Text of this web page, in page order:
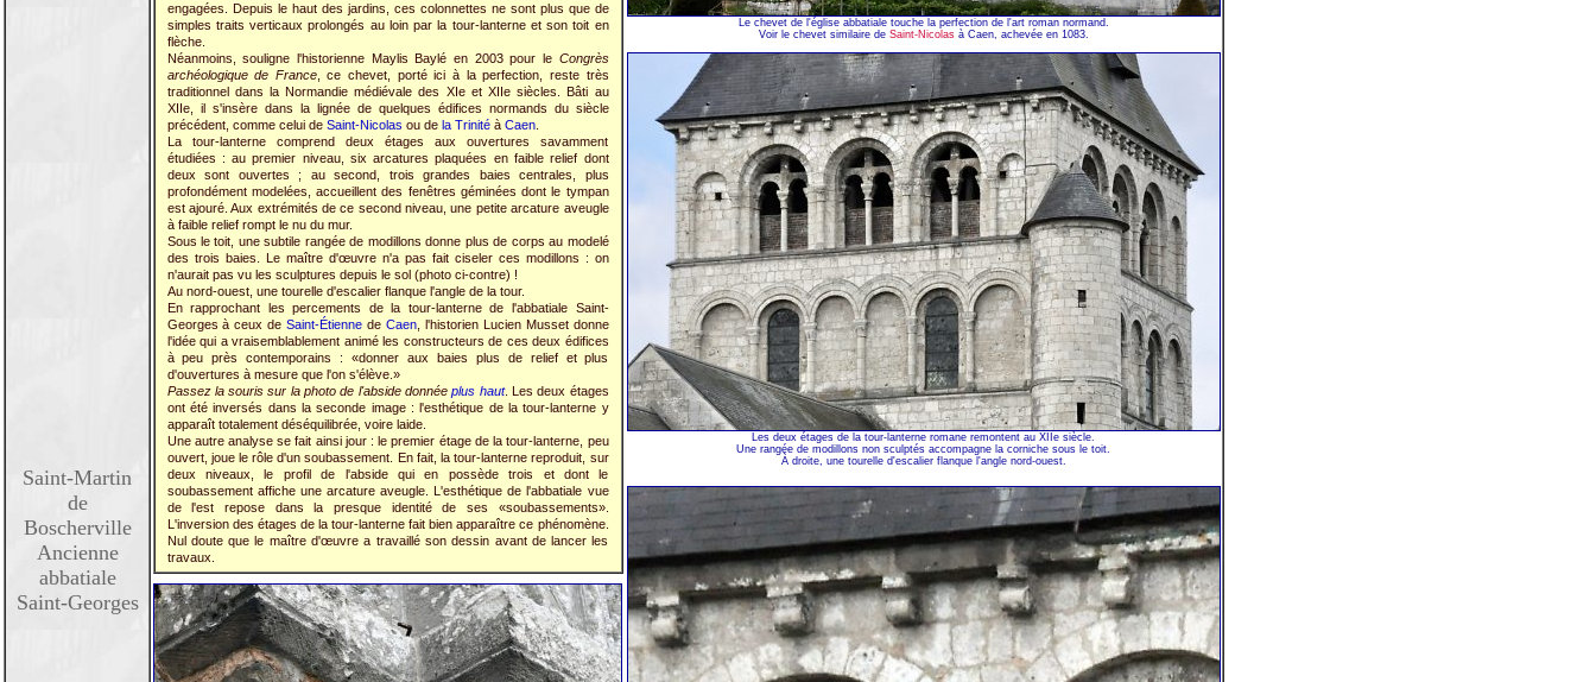
Saint-Martin
de
Boscherville
Ancienne
abbatiale
Saint-Georges
engagées. Depuis le haut des jardins, ces colonnettes ne sont plus que de
simples traits verticaux prolongés au loin par la tour-lanterne et son toit en
flèche.
Néanmoins, souligne l'historienne Maylis Baylé en 2003 pour le Congrès
archéologique de France, ce chevet, porté ici à la perfection, reste très
traditionnel dans la Normandie médiévale des XIe et XIIe siècles. Bâti au
XIIe, il s'insère dans la lignée de quelques édifices normands du siècle
précédent, comme celui de Saint-Nicolas ou de la Trinité à Caen.
La tour-lanterne comprend deux étages aux ouvertures savamment
étudiées : au premier niveau, six arcatures plaquées en faible relief dont
deux sont ouvertes ; au second, trois grandes baies centrales, plus
profondément modelées, accueillent des fenêtres géminées dont le tympan
est ajouré. Aux extrémités de ce second niveau, une petite arcature aveugle
à faible relief rompt le nu du mur.
Sous le toit, une subtile rangée de modillons donne plus de corps au modelé
des trois baies. Le maître d'œuvre n'a pas fait ciseler ces modillons : on
n'aurait pas vu les sculptures depuis le sol (photo ci-contre) !
Au nord-ouest, une tourelle d'escalier flanque l'angle de la tour.
En rapprochant les percements de la tour-lanterne de l'abbatiale Saint-
Georges à ceux deSaint-Étienne de Caen, l'historien Lucien Musset donne
l'idée qui a vraisemblablement animé les constructeurs de ces deux édifices
à peu près contemporains : «donner aux baies plus de relief et plus
d'ouvertures à mesure que l'on s'élève.»
Passez la souris sur la photo de l'abside donnéeplus haut. Les deux étages
ont été inversés dans la seconde image : l'esthétique de la tour-lanterne y
apparaît totalement déséquilibrée, voire laide.
Une autre analyse se fait ainsi jour : le premier étage de la tour-lanterne, peu
ouvert, joue le rôle d'un soubassement. En fait, la tour-lanterne reproduit, sur
deux niveaux, le profil de l'abside qui en possède trois et dont le
soubassement affiche une arcature aveugle. L'esthétique de l'abbatiale vue
de l'est repose dans la presque identité de ses «soubassements».
L'inversion des étages de la tour-lanterne fait bien apparaître ce phénomène.
Nul doute que le maître d'œuvre a travaillé son dessin avant de lancer les
travaux.
Le chevet de l'église abbatiale touche la perfection de l'art roman normand.
Voir le chevet similaire de Saint-Nicolasà Caen, achevée en 1083.
Les deux étages de la tour-lanterne romane remontent au XIIe siècle.
Une rangée de modillons non sculptés accompagne la corniche sous le toit.
À droite, une tourelle d'escalier flanque l'angle nord-ouest.